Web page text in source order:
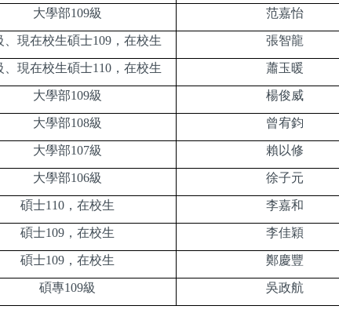
大學部109級 范嘉怡
、現在校生碩士109，在校生 張智龍
、現在校生碩士110，在校生 蕭玉暖
大學部109級 楊俊威
大學部108級 曾宥鈞
大學部107級 賴以修
大學部106級 徐子元
碩士110，在校生 李嘉和
碩士109，在校生 李佳穎
碩士109，在校生 鄭慶豐
碩專109級 吳政航